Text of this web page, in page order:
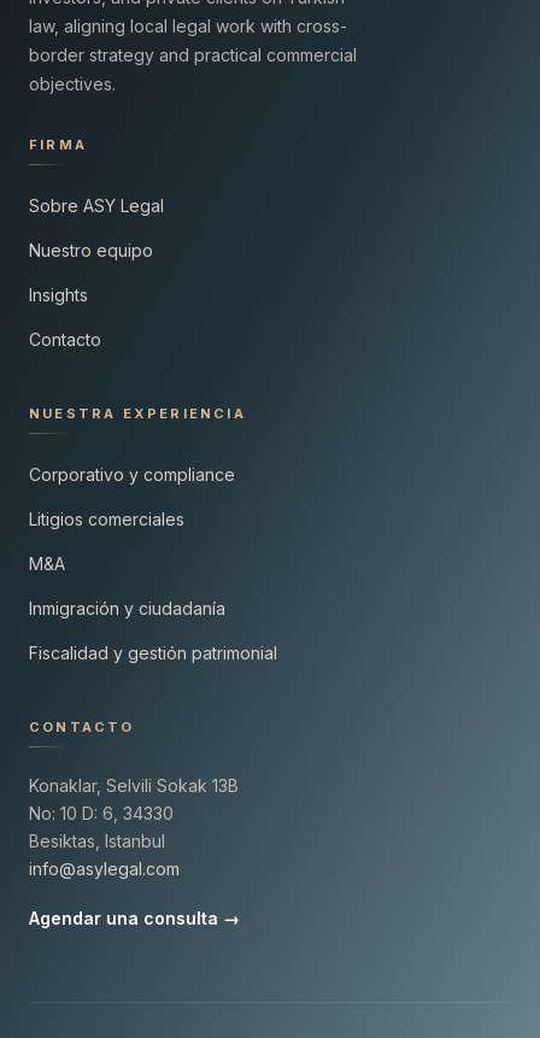
law, aligning local legal work with cross-
border strategy and practical commercial
objectives.
FIRMA
Sobre ASY Legal
Nuestro equipo
Insights
Contacto
NUESTRA EXPERIENCIA
Corporativo y compliance
Litigios comerciales
M&A
Inmigración y ciudadanía
Fiscalidad y gestión patrimonial
CONTACTO
Konaklar, Selvili Sokak 13B
No: 10 D: 6, 34330
Besiktas, Istanbul
info@asylegal.com
Agendar una consulta →